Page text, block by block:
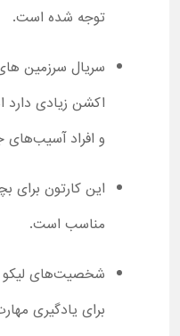
توجه شده است.
سریال سرزمین
اکشن زیادی
و افراد آسیب‌های
مناسب است.
شخصیت‌های لیکو
برای یادگیری